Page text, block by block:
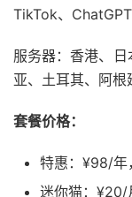
TikTok、ChatGPT
服务器：香港、
亚、土耳其、阿根
套餐价格：
特惠：¥98/年
迷你猫：¥20/